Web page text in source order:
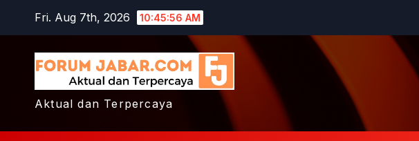
content
Fri. Aug 7th, 2026 10:45:57 AM
Aktual dan Terpercaya